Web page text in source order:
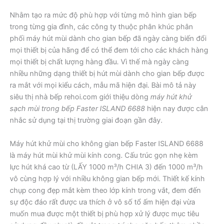
Nhằm tạo ra mức độ phù hợp với từng mô hình gian bếp
trong từng gia đình, các công ty thuộc phân khúc phân
phối máy hút mùi dành cho gian bếp đã ngày càng biến đổi
mọi thiết bị của hãng để có thể đem tới cho các khách hàng
mọi thiết bị chất lượng hàng đầu. Vì thế mà ngày càng
nhiều những dạng thiết bị hút mùi dành cho gian bếp được
ra mắt với mọi kiểu cách, mẫu mã hiện đại. Bài mô tả này
siêu thị nhà bếp rehoi.com giới thiệu dòng máy hút khử
sạch mùi trong bếp Faster ISLAND 6688 hiện nay được cân
nhắc sử dụng tại thị trường giai đoạn gần đây.
Máy hút khử mùi cho không gian bếp Faster ISLAND 6688
là máy hút mùi khử mùi kính cong. Cấu trúc gọn nhẹ kèm
lực hút khá cao từ (LẤY 1000 m³/h CHIA 3) đến 1000 m³/h
vô cùng hợp lý với nhiều không gian bếp mới. Thiết kế kính
chụp cong đẹp mắt kèm theo lớp kính trong vắt, đem đến
sự độc đáo rất được ưa thích ở vô số tổ ấm hiện đại vừa
muốn mua được một thiết bị phù hợp xử lý được mục tiêu